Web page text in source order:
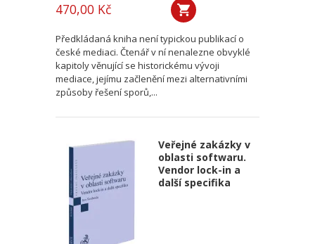
470,00 Kč
Předkládaná kniha není typickou publikací o
české mediaci. Čtenář v ní nenalezne obvyklé
kapitoly věnující se historickému vývoji
mediace, jejímu začlenění mezi alternativními
způsoby řešení sporů,...
Veřejné zakázky v
oblasti softwaru.
Vendor lock-in a
další specifika